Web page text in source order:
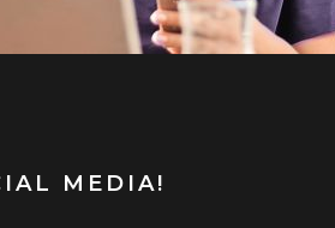
MEDIA!